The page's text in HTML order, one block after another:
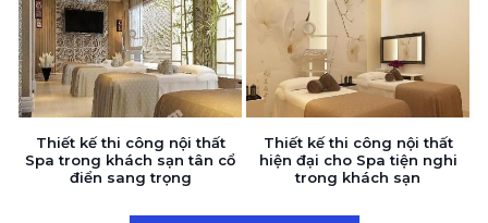
Thiết kế thi công nội thất
Spa trong khách sạn tân cổ
điển sang trọng
Thiết kế thi công nội thất
hiện đại cho Spa tiện nghi
trong khách sạn